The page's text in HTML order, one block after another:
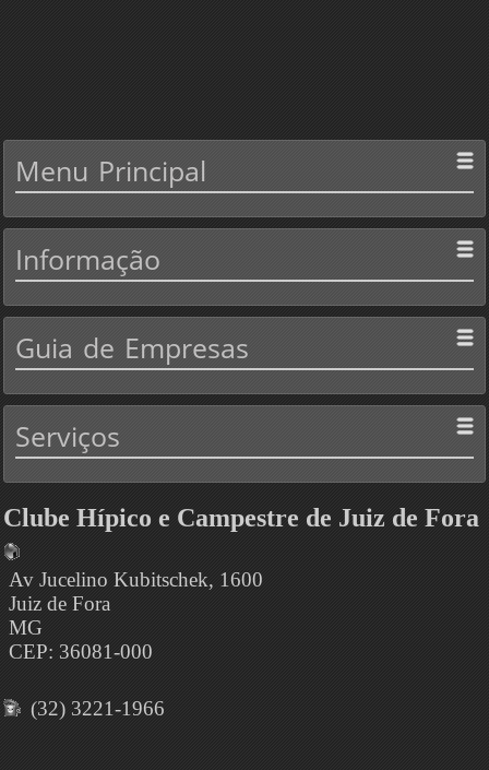
Menu Principal
Informação
Guia de Empresas
Serviços
Clube Hípico e Campestre de Juiz de Fora
Av Jucelino Kubitschek, 1600
Juiz de Fora
MG
CEP: 36081-000
(32) 3221-1966